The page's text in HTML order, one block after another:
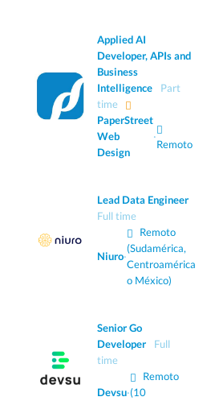
Applied AI
Developer, APIs and
Business
Intelligence
Part
time
PaperStreet
Web
Design
·
Remoto
Lead Data Engineer
Full time
Niuro·
Remoto
(Sudamérica,
Centroamérica
o México)
Senior Go
Developer
Full
time
Devsu·
Remoto
(10